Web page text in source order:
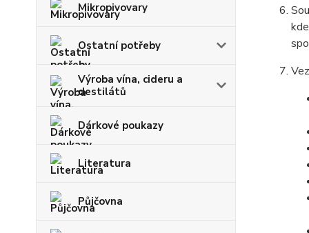
Mikropivovary
Ostatní potřeby
Výroba vína, cideru a
destilátů
Dárkové poukazy
Literatura
Půjčovna